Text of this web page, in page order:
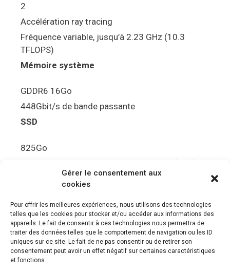
Gérer le consentement aux
cookies
Pour offrir les meilleures expériences, nous utilisons des technologies
telles que les cookies pour stocker et/ou accéder aux informations des
appareils. Le fait de consentir à ces technologies nous permettra de
traiter des données telles que le comportement de navigation ou les ID
uniques sur ce site. Le fait de ne pas consentir ou de retirer son
consentement peut avoir un effet négatif sur certaines caractéristiques
et fonctions.
2
Accélération ray tracing
Fréquence variable, jusqu’à 2.23 GHz (10.3
TFLOPS)
Mémoire système
GDDR6 16Go
448Gbit/s de bande passante
SSD
825Go
5.5Gbit/s de bande passante en lecture (Brut)
Disque de jeu PS5
Ultra HD Blu-ray™, jusqu’à 100Go/disque
Sortie vidéo
Compatibilité avec les téléviseurs 4K 120Hz et
8K, VRR (spécification HDMI v. 2.1)